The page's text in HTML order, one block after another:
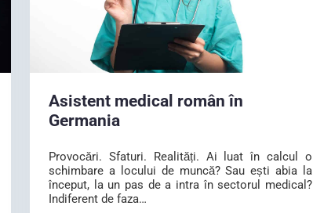
Asistent medical român în
Germania
Provocări. Sfaturi. Realități. Ai luat în calcul o
schimbare a locului de muncă? Sau ești abia la
început, la un pas de a intra în sectorul medical?
Indiferent de faza…